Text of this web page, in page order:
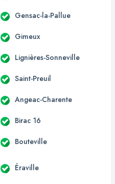
Gensac-la-Pallue
Gimeux
Lignières-Sonneville
Saint-Preuil
Angeac-Charente
Birac 16
Bouteville
Éraville